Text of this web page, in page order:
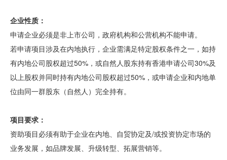
企业性质：
申请企业必须是非上市公司，政府机构和公营机构不能申请。
若申请项目涉及在内地执行，企业需满足特定股权条件之一，如持
有内地公司股权超过50%，或自然人股东持有香港申请公司30%及
以上股权并同时持有内地公司股权超过50%，或申请企业和内地单
位由同一群股东（自然人）完全持有。
项目要求：
资助项目必须有助于企业在内地、自贸协定及/或投资协定市场的
业务发展，如品牌发展、升级转型、拓展营销等。